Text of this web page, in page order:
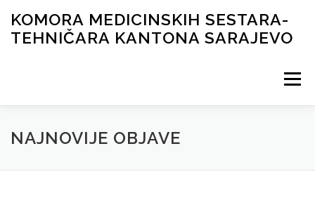
content
KOMORA MEDICINSKIH SESTARA-
TEHNIČARA KANTONA SARAJEVO
Menu
NOVOSTI ORGANI KOMORE
NAJNOVIJE OBJAVE